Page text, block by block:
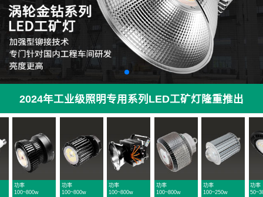
2024年工业级照明专用系列LED工矿灯隆重推出
功率
100~800w
功率
100~800w
功率
100~250w
功率
50~300w
功率
100~800w
功